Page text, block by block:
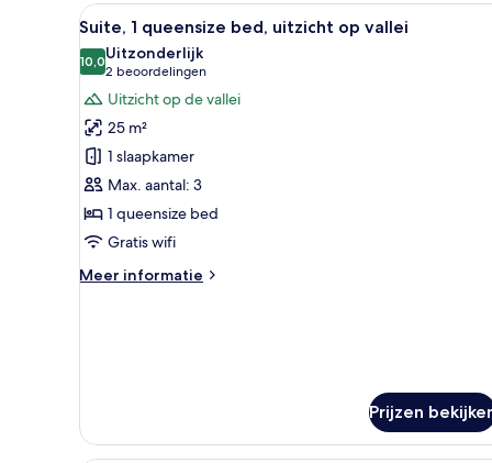
Alle
foto's
voor
Suite,
1
queensize
bed,
uitzicht
op
vallei
laden
8
Suite, 1 queensize bed, uitzicht op vallei
10,010,0 van 10
Uitzonderlijk
2 beoordelingen
(2
beoordelingen)
Uitzicht op de vallei
25 m²
1 slaapkamer
Max. aantal: 3
1 queensize bed
Gratis wifi
Meer informatie
Meer
op
vallei
Prijzen